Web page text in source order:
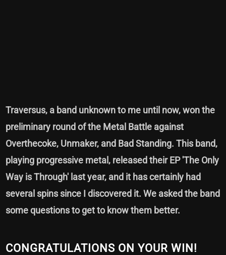
Traversus, a band unknown to me until now, won the
preliminary round of the Metal Battle against
Overthecoke, Unmaker, and Bad Standing. This band,
playing progressive metal, released their EP 'The Only
Way is Through' last year, and it has certainly had
several spins since I discovered it. We asked the band
some questions to get to know them better.
CONGRATULATIONS ON YOUR WIN!